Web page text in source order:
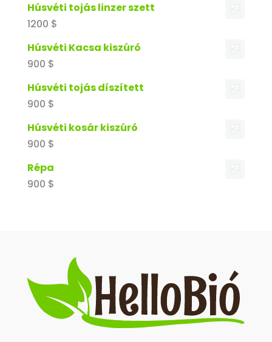
Húsvéti tojás linzer szett
1200 $
Húsvéti Kacsa kiszúró
900 $
Húsvéti tojás díszített
900 $
Húsvéti kosár kiszúró
900 $
Répa
900 $